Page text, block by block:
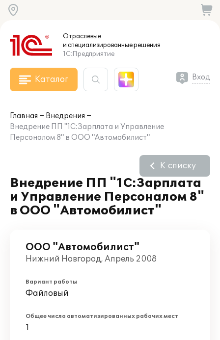
Отраслевые
и специализированныерешения
1С:Предприятие
Каталог Вход
Главная
Внедрения
Внедрение ПП "1С:Зарплата и Управление
Персоналом 8" в ООО "Автомобилист"
Внедрение ПП "1С:Зарплата
и Управление Персоналом 8"
в ООО "Автомобилист"
К списку
ООО "Автомобилист"
Нижний Новгород, Апрель 2008
Вариант работы
Файловый
Общее число автоматизированных рабочих мест
1